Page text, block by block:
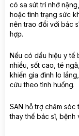
có sa sút trí nhớ
hoặc tình trạng sức
nên trao đổi với bác
hợp.
Nếu có dấu hiệu y tế
nhiều, sốt cao, té
khiến gia đình lo
cứu theo tình huống.
SAN hỗ trợ chăm
thay thế bác sĩ, bệnh